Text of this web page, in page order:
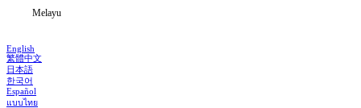
Melayu
English
繁體中文
日本語
한국어
Español
แบบไทย